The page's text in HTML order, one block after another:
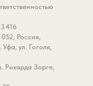
416
Россия,
ул. Гоголя,
Рихарда Зорге,